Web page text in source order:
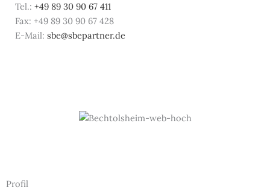
Tel.: +49 89 30 90 67 411
Fax: +49 89 30 90 67 428
E-Mail: sbe@sbepartner.de
Profil